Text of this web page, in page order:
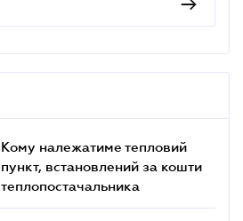
Кому належатиме тепловий
пункт, встановлений за кошти
теплопостачальника